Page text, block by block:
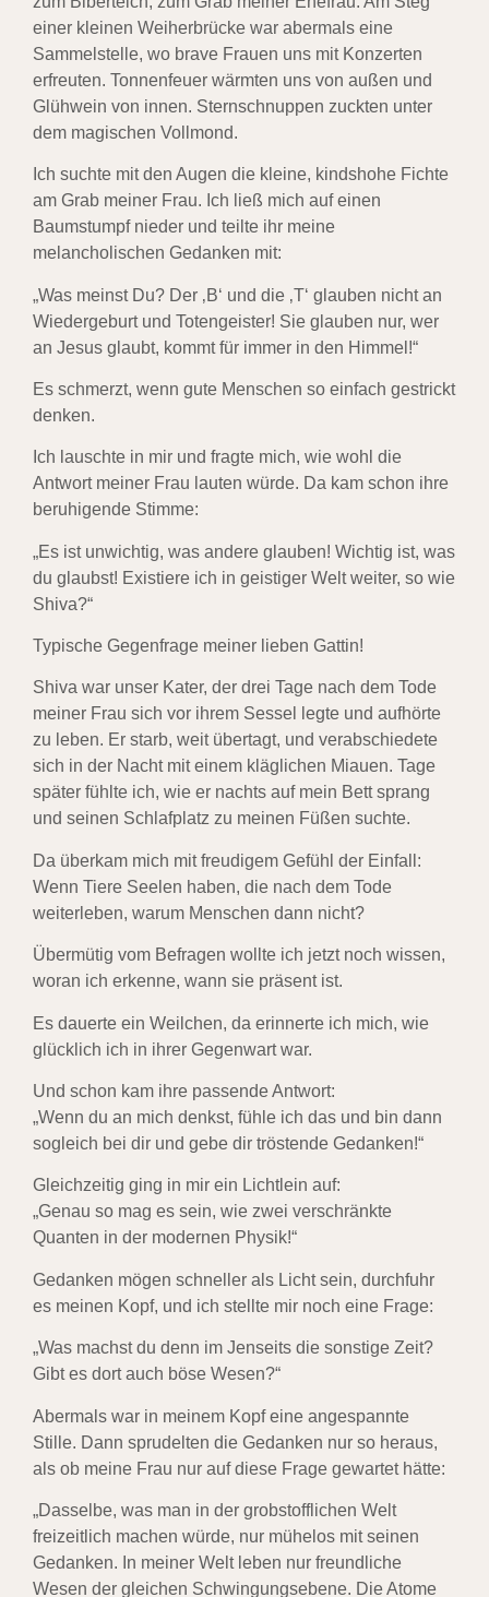
einer kleinen Weiherbrücke war abermals eine
Sammelstelle, wo brave Frauen uns mit Konzerten
erfreuten. Tonnenfeuer wärmten uns von außen und
Glühwein von innen. Sternschnuppen zuckten unter
dem magischen Vollmond.
Ich suchte mit den Augen die kleine, kindshohe Fichte
am Grab meiner Frau. Ich ließ mich auf einen
Baumstumpf nieder und teilte ihr meine
melancholischen Gedanken mit:
„Was meinst Du? Der ‚B‘ und die ‚T‘ glauben nicht an
Wiedergeburt und Totengeister! Sie glauben nur, wer
an Jesus glaubt, kommt für immer in den Himmel!“
Es schmerzt, wenn gute Menschen so einfach gestrickt
denken.
Ich lauschte in mir und fragte mich, wie wohl die
Antwort meiner Frau lauten würde. Da kam schon ihre
beruhigende Stimme:
„Es ist unwichtig, was andere glauben! Wichtig ist, was
du glaubst! Existiere ich in geistiger Welt weiter, so wie
Shiva?“
Typische Gegenfrage meiner lieben Gattin!
Shiva war unser Kater, der drei Tage nach dem Tode
meiner Frau sich vor ihrem Sessel legte und aufhörte
zu leben. Er starb, weit übertagt, und verabschiedete
sich in der Nacht mit einem kläglichen Miauen. Tage
später fühlte ich, wie er nachts auf mein Bett sprang
und seinen Schlafplatz zu meinen Füßen suchte.
Da überkam mich mit freudigem Gefühl der Einfall:
Wenn Tiere Seelen haben, die nach dem Tode
weiterleben, warum Menschen dann nicht?
Übermütig vom Befragen wollte ich jetzt noch wissen,
woran ich erkenne, wann sie präsent ist.
Es dauerte ein Weilchen, da erinnerte ich mich, wie
glücklich ich in ihrer Gegenwart war.
Und schon kam ihre passende Antwort:
„Wenn du an mich denkst, fühle ich das und bin dann
sogleich bei dir und gebe dir tröstende Gedanken!“
Gleichzeitig ging in mir ein Lichtlein auf:
„Genau so mag es sein, wie zwei verschränkte
Quanten in der modernen Physik!“
Gedanken mögen schneller als Licht sein, durchfuhr
es meinen Kopf, und ich stellte mir noch eine Frage:
„Was machst du denn im Jenseits die sonstige Zeit?
Gibt es dort auch böse Wesen?“
Abermals war in meinem Kopf eine angespannte
Stille. Dann sprudelten die Gedanken nur so heraus,
als ob meine Frau nur auf diese Frage gewartet hätte:
„Dasselbe, was man in der grobstofflichen Welt
freizeitlich machen würde, nur mühelos mit seinen
Gedanken. In meiner Welt leben nur freundliche
Wesen der gleichen Schwingungsebene. Die Atome